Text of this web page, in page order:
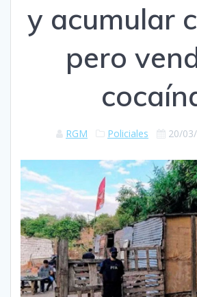
y acumular
pero
RGM Policiales 20/